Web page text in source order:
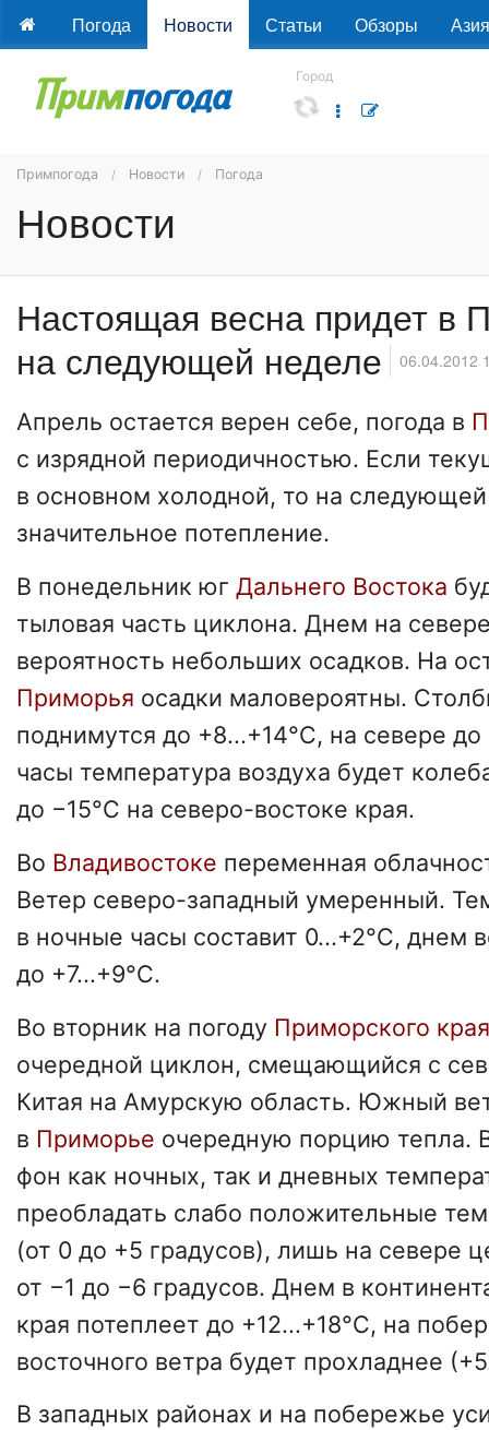
Погода Новости Статьи Обзоры Азия
Город
Примпогода Новости Погода
Новости
Настоящая весна придет в
на следующей неделе
06.04.2012
Апрель остается верен себе, погода в
с изрядной периодичностью. Если
в основном холодной, то на
значительное потепление.
В понедельник юг Дальнего Востока
тыловая часть циклона. Днем на
вероятность небольших осадков. На
Приморья осадки маловероятны.
поднимутся до +8...+14°С, на севере
часы температура воздуха будет
до −15°С на северо-востоке края.
Во Владивостоке переменная
Ветер северо-западный умеренный.
в ночные часы составит 0...+2°С, днем
до +7...+9°С.
Во вторник на погоду Приморского края
очередной циклон, смещающийся с
Китая на Амурскую область. Южный
в Приморье очередную порцию тепла.
фон как ночных, так и дневных
преобладать слабо положительные
(от 0 до +5 градусов), лишь на севере
от −1 до −6 градусов. Днем в
края потеплеет до +12...+18°С, на
восточного ветра будет прохладнее
В западных районах и на побережье